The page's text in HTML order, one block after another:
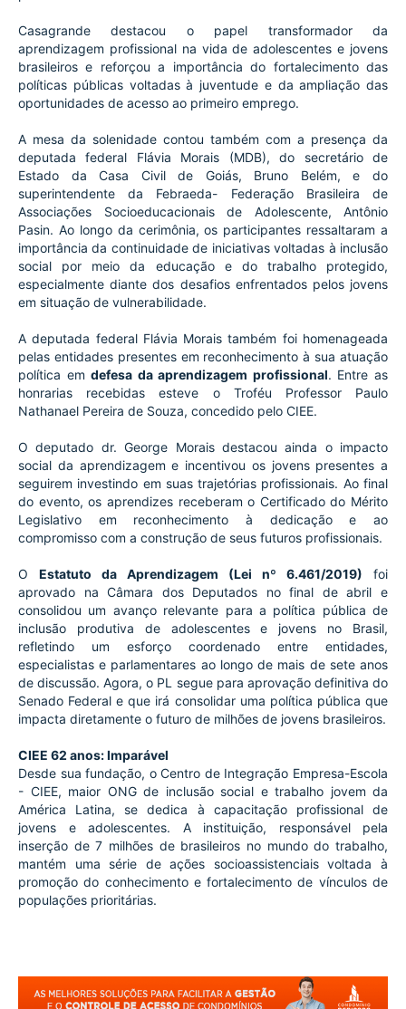
Casagrande destacou o papel transformador da
aprendizagem profissional na vida de adolescentes e jovens
brasileiros e reforçou a importância do fortalecimento das
políticas públicas voltadas à juventude e da ampliação das
oportunidades de acesso ao primeiro emprego.
A mesa da solenidade contou também com a presença da
deputada federal Flávia Morais (MDB), do secretário de
Estado da Casa Civil de Goiás, Bruno Belém, e do
superintendente da Febraeda- Federação Brasileira de
Associações Socioeducacionais de Adolescente, Antônio
Pasin. Ao longo da cerimônia, os participantes ressaltaram a
importância da continuidade de iniciativas voltadas à inclusão
social por meio da educação e do trabalho protegido,
especialmente diante dos desafios enfrentados pelos jovens
em situação de vulnerabilidade.
A deputada federal Flávia Morais também foi homenageada
pelas entidades presentes em reconhecimento à sua atuação
política em defesa da aprendizagem profissional. Entre as
honrarias recebidas esteve o Troféu Professor Paulo
Nathanael Pereira de Souza, concedido pelo CIEE.
O deputado dr. George Morais destacou ainda o impacto
social da aprendizagem e incentivou os jovens presentes a
seguirem investindo em suas trajetórias profissionais. Ao final
do evento, os aprendizes receberam o Certificado do Mérito
Legislativo em reconhecimento à dedicação e ao
compromisso com a construção de seus futuros profissionais.
O Estatuto da Aprendizagem (Lei nº 6.461/2019) foi
aprovado na Câmara dos Deputados no final de abril e
consolidou um avanço relevante para a política pública de
inclusão produtiva de adolescentes e jovens no Brasil,
refletindo um esforço coordenado entre entidades,
especialistas e parlamentares ao longo de mais de sete anos
de discussão. Agora, o PL segue para aprovação definitiva do
Senado Federal e que irá consolidar uma política pública que
impacta diretamente o futuro de milhões de jovens brasileiros.
CIEE 62 anos: Imparável
Desde sua fundação, o Centro de Integração Empresa-Escola
- CIEE, maior ONG de inclusão social e trabalho jovem da
América Latina, se dedica à capacitação profissional de
jovens e adolescentes. A instituição, responsável pela
inserção de 7 milhões de brasileiros no mundo do trabalho,
mantém uma série de ações socioassistenciais voltada à
promoção do conhecimento e fortalecimento de vínculos de
populações prioritárias.